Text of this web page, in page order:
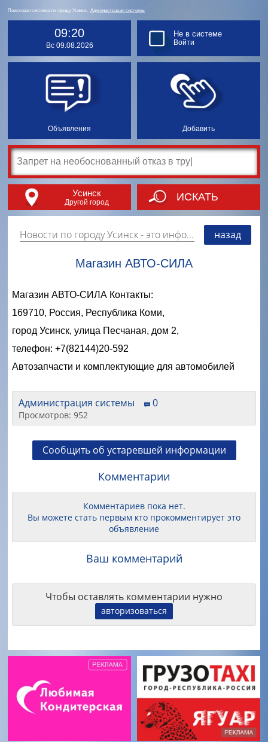
Поисковая система по городу Усинск. Администрация системы
09:20
Вс 09.08.2026
Объявления Добавить
Не в системе
Войти
Усинск
Другой город ИСКАТЬ
Новости по городу Усинск- это информация о событиях, мероприятиях и торгово-коммерческой деятельности города. Страницу наполняют платные и бесплатные объявления, имеющие функцию "поднятия вверх списка". назад
Магазин АВТО-СИЛА
Магазин АВТО-СИЛА Контакты:
169710, Россия, Республика Коми,
город Усинск, улица Песчаная, дом 2,
телефон: +7(82144)20-592
Автозапчасти и комплектующие для автомобилей
Администрация системы 0
Просмотров: 952
Сообщить об устаревшей информации
Комментарии
Комментариев пока нет.
Вы можете стать первым кто прокомментирует это
объявление
Ваш комментарий
Чтобы оставлять комментарии нужно
авторизоваться